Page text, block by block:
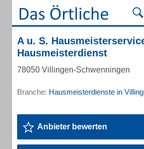
A u. S.
Hausmeisterdienst
78050 Villingen-Schwenningen
Branche: Hausmeisterdienste in
Anbieter bewerten